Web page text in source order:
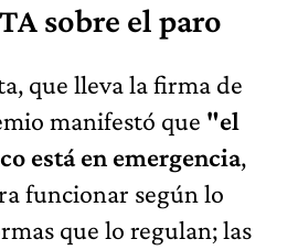
sobre el paro
que lleva la firma de
manifestó que "el
está en emergencia,
funcionar según lo
que lo regulan; las